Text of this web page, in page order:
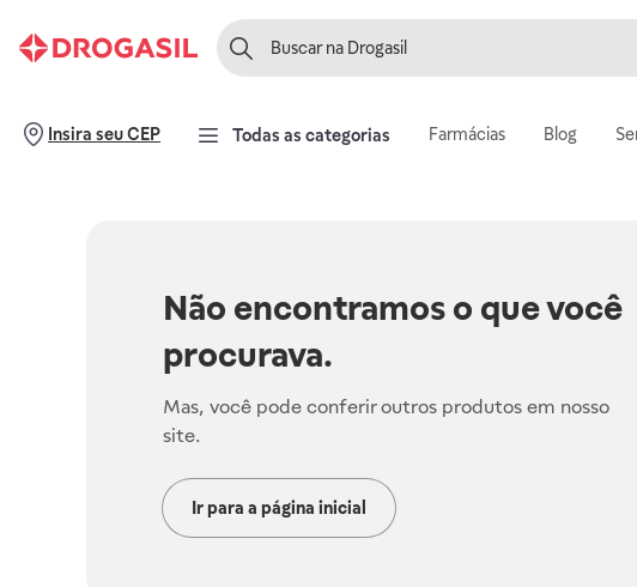
Insira seu CEP Todas as categorias Farmácias Blog
Não encontramos o que você
procurava.
Mas, você pode conferir outros produtos em nosso
site.
Ir para a página inicial